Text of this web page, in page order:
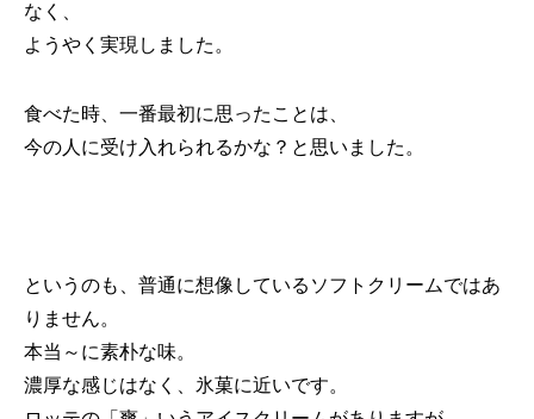
なく、
ようやく実現しました。
食べた時、一番最初に思ったことは、
今の人に受け入れられるかな？と思いました。
というのも、普通に想像しているソフトクリームではあ
りません。
本当～に素朴な味。
濃厚な感じはなく、氷菓に近いです。